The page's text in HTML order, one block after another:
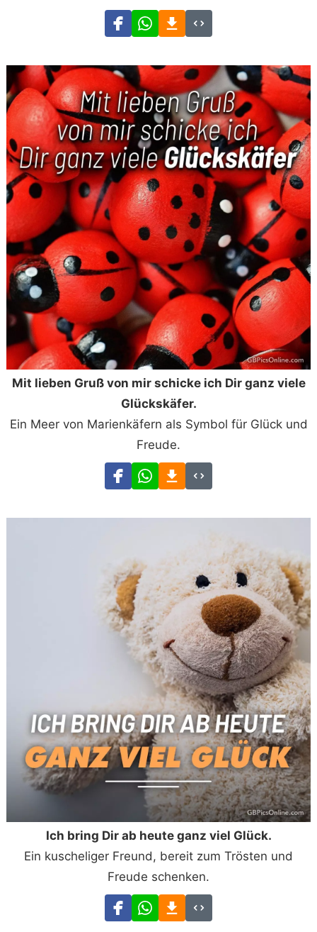
Mit lieben Gruß von mir schicke ich Dir ganz viele
Glückskäfer.
Ein Meer von Marienkäfern als Symbol für Glück und
Freude.
Ich bring Dir ab heute ganz viel Glück.
Ein kuscheliger Freund, bereit zum Trösten und
Freude schenken.